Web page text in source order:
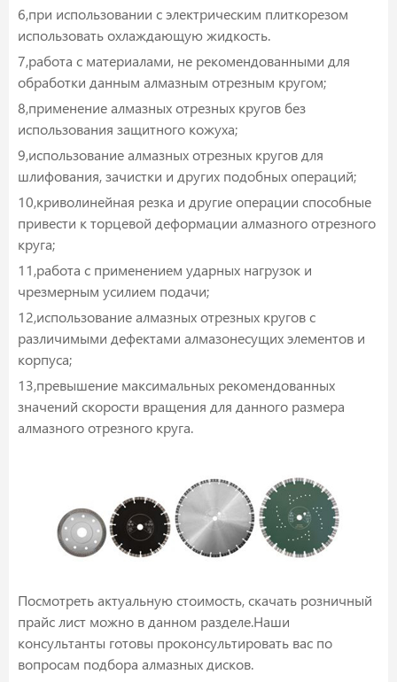
6,при использовании с электрическим плиткорезом
использовать охлаждающую жидкость.
7,работа с материалами, не рекомендованными для
обработки данным алмазным отрезным кругом;
8,применение алмазных отрезных кругов без
использования защитного кожуха;
9,использование алмазных отрезных кругов для
шлифования, зачистки и других подобных операций;
10,криволинейная резка и другие операции способные
привести к торцевой деформации алмазного отрезного
круга;
11,работа с применением ударных нагрузок и
чрезмерным усилием подачи;
12,использование алмазных отрезных кругов с
различимыми дефектами алмазонесущих элементов и
корпуса;
13,превышение максимальных рекомендованных
значений скорости вращения для данного размера
алмазного отрезного круга.
Посмотреть актуальную стоимость, скачать розничный
прайс лист можно в данном разделе.Наши
консультанты готовы проконсультировать вас по
вопросам подбора алмазных дисков.